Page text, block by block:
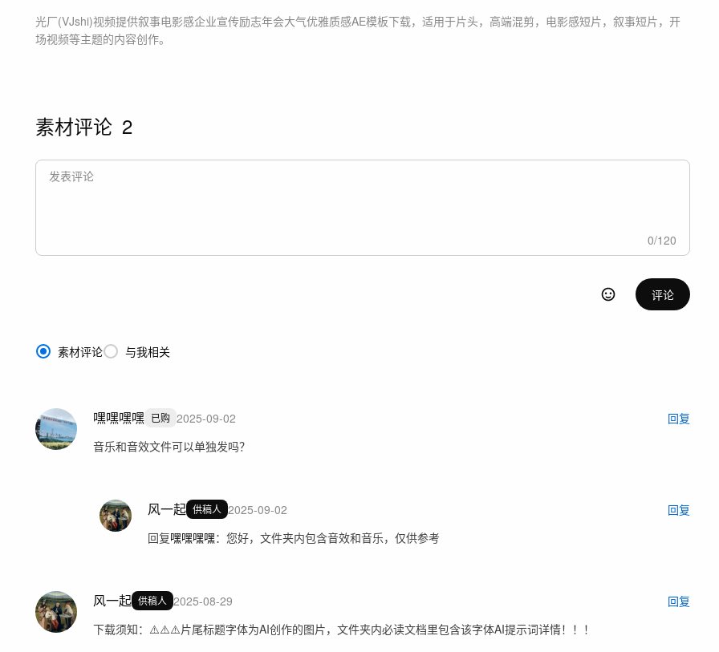
光厂(VJshi)视频提供叙事电影感企业宣传励志年会大气优雅质感AE模板下载，适用于片头，高端混剪，电影感短片，叙事短片，开
场视频等主题的内容创作。
素材评论 2
0/120
评论
素材评论 与我相关
嘿嘿嘿嘿 已购 2025-09-02
回复
音乐和音效文件可以单独发吗？
风一起 供稿人 2025-09-02
回复
回复嘿嘿嘿嘿： 您好，文件夹内包含音效和音乐，仅供参考
风一起 供稿人 2025-08-29
回复
下载须知：⚠️⚠️⚠️片尾标题字体为AI创作的图片，文件夹内必读文档里包含该字体AI提示词详情！！！